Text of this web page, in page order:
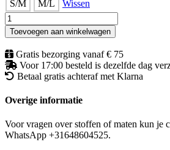
S/M
M/L
Wissen
Top
Natasja
Blauw
aantal
Toevoegen aan winkelwagen
Gratis bezorging vanaf € 75
Voor 17:00 besteld is dezelfde dag
Betaal gratis achteraf met Klarna
Overige informatie
Voor vragen over stoffen of maten kun je
WhatsApp +31648604525.